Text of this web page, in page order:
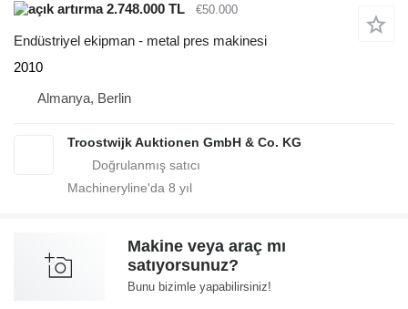
2.748.000 TL
€50.000
Endüstriyel ekipman - metal pres makinesi
2010
Almanya, Berlin
Troostwijk Auktionen GmbH & Co. KG
Machineryline'da 8 yıl
Makine veya araç mı
satıyorsunuz?
Bunu bizimle yapabilirsiniz!